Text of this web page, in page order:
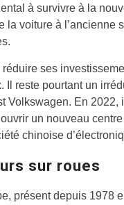
à survivre à la
la voiture à l’ancienne
réduire ses
Il reste pourtant un
Volkswagen. En
ouvrir un nouveau
chinoise
sur roues
présent depuis 1978